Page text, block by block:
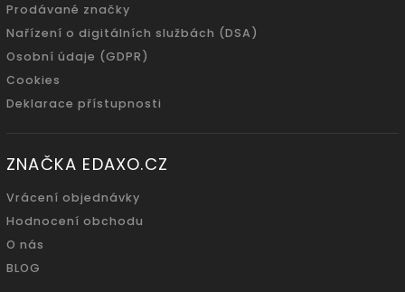
Prodávané značky
Nařízení o digitálních službách (DSA)
Osobní údaje (GDPR)
Cookies
Deklarace přístupnosti
ZNAČKA EDAXO.CZ
Vrácení objednávky
Hodnocení obchodu
O nás
BLOG